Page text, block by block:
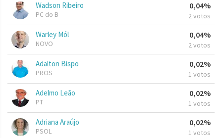
Wadson Ribeiro
PC do B
0,04%
2 votos
Warley Mól
NOVO
0,04%
2 votos
Adalton Bispo
PROS
0,02%
1 votos
Adelmo Leão
PT
0,02%
1 votos
Adriana Araújo
PSOL
0,02%
1 votos